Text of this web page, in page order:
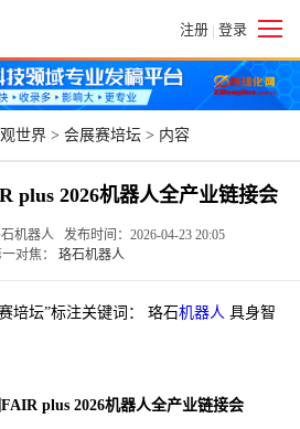
注册 | 登录
世界 > 会展赛培坛 > 内容
plus 2026机器人全产业链接会
机器人 发布时间：2026-04-23 20:05
对焦： 珞石机器人
坛”标注关键词： 珞石机器人 具身智
plus 2026机器人全产业链接会